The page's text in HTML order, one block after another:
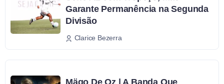
Garante Permanência na Segunda
Divisão
Clarice Bezerra